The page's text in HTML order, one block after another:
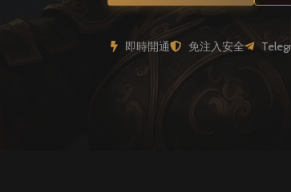
即時開通 免注入安全